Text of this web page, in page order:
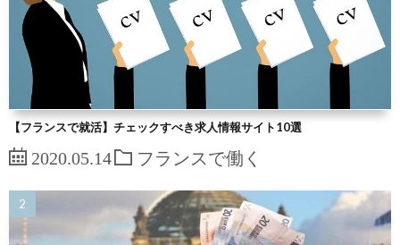
【フランスで就活】チェックすべき求人情報サイト10選
2020.05.14 フランスで働く